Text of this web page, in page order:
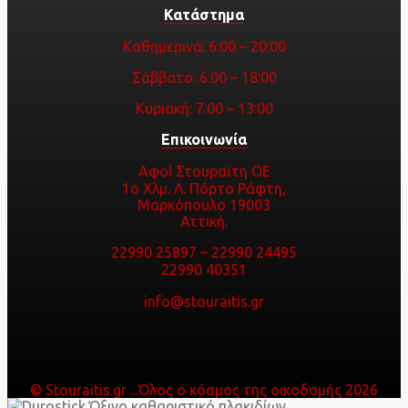
Κατάστημα
Καθημερινά: 6:00 – 20:00
Σάββατο: 6:00 – 18:00
Κυριακή: 7:00 – 13:00
Επικοινωνία
Αφοί Στουραϊτη ΟΕ
1ο Χλμ. Λ. Πόρτο Ράφτη,
Μαρκόπουλο 19003
Αττική.
22990 25897 – 22990 24495
22990 40351
info@stouraitis.gr
© Stouraitis.gr ...Όλος ο κόσμος της οικοδομής 2026